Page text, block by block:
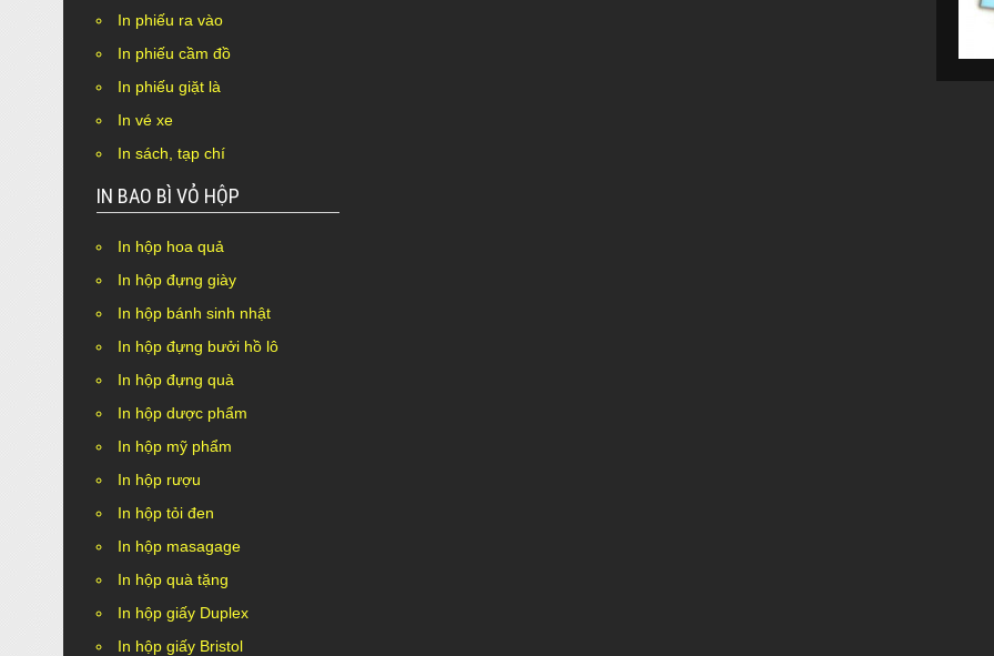
In phiếu ra vào
In phiếu cầm đồ
In phiếu giặt là
In vé xe
In sách, tạp chí
IN BAO BÌ VỎ HỘP
In hộp hoa quả
In hộp đựng giày
In hộp bánh sinh nhật
In hộp đựng bưởi hồ lô
In hộp đựng quà
In hộp dược phẩm
In hộp mỹ phẩm
In hộp rượu
In hộp tỏi đen
In hộp masagage
In hộp quà tặng
In hộp giấy Duplex
In hộp giấy Bristol